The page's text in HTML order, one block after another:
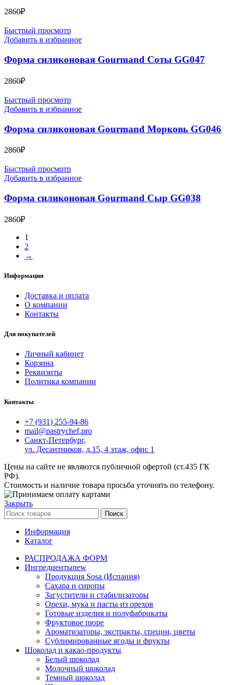
2860₽
Быстрый просмотр
Добавить в избранное
Форма силиконовая Gourmand Соты GG047
2860₽
Быстрый просмотр
Добавить в избранное
Форма силиконовая Gourmand Морковь GG046
2860₽
Быстрый просмотр
Добавить в избранное
Форма силиконовая Gourmand Сыр GG038
2860₽
1
2
→
Информация
Доставка и оплата
О компании
Контакты
Для покупателей
Личный кабинет
Корзина
Реквизиты
Политика компании
Контакты
+7 (931) 255-94-86
mail@pastrychef.pro
Санкт-Петербург,
ул. Десантников, д.15, 4 этаж, офис 1
Цены на сайте не являются публичной офертой (ст.435 ГК
РФ).
Стоимость и наличие товара просьба уточнять по телефону.
Закрыть
Поиск
Информация
Каталог
РАСПРОДАЖА ФОРМ
Ингредиентыnew
Продукция Sosa (Испания)
Сахара и сиропы
Загустители и стабилизаторы
Орехи, мука и пасты из орехов
Готовые изделия и полуфабрикаты
Фруктовое пюре
Ароматизаторы, экстракты, специи, цветы
Сублимированные ягоды и фрукты
Шоколад и какао-продукты
Белый шоколад
Молочный шоколад
Темный шоколад